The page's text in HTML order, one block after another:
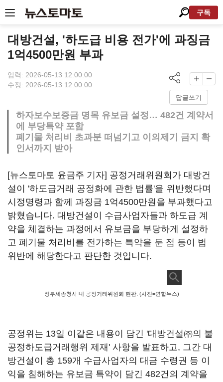
구독
대방건설, '하도급 비용 전가'에 과징금
1억4500만원 부과
입력: 2026-05-13 12:00:00
수정: 2026-05-13 12:00:00
답글쓰기
하자보수보증금 명목 유보금 설정… 482건 계약서
에 부당특약 포함
폐기물 처리비 초과분 떠넘기고 이의제기 금지 확
인서까지 받아
[뉴스토마토 윤금주 기자] 공정거래위원회가 대방건
설이 '하도급거래 공정화에 관한 법률'을 위반했다며
시정명령과 함께 과징금 1억4500만원을 부과했다고
밝혔습니다. 대방건설이 수급사업자들과 하도급 계
약을 체결하는 과정에서 유보금을 부당하게 설정하
고 폐기물 처리비를 전가하는 특약을 둔 점 등이 법
위반에 해당한다고 판단한 것입니다.
정부세종청사 내 공정거래위원회 현판. (사진=연합뉴스)
공정위는 13일 이같은 내용이 담긴 '대방건설㈜의 불
공정하도급거래행위 제재' 사항을 발표하고, 그간 대
방건설이 총 159개 수급사업자의 대금 수령권 등 이
익을 침해하는 유보금 특약이 담긴 482건의 계약을